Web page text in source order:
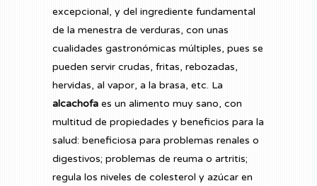
excepcional, y del ingrediente fundamental
de la menestra de verduras, con unas
cualidades gastronómicas múltiples, pues se
pueden servir crudas, fritas, rebozadas,
hervidas, al vapor, a la brasa, etc. La
alcachofa es un alimento muy sano, con
multitud de propiedades y beneficios para la
salud: beneficiosa para problemas renales o
digestivos; problemas de reuma o artritis;
regula los niveles de colesterol y azúcar en